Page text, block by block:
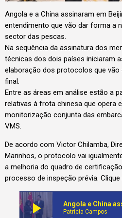
Angola e a China assinaram em
entendimento que vão dar forma a
sector das pescas.
Na sequência da assinatura dos
técnicas dos dois países iniciaram
elaboração dos protocolos que
final.
Entre as áreas em análise estão a
relativas à frota chinesa que opera
monitorização conjunta das
VMS.
De acordo com Victor Chilamba,
Marinhos, o protocolo vai
a melhoria do quadro de
processo de inspeção prévia.
play_arrow Patrícia Campos